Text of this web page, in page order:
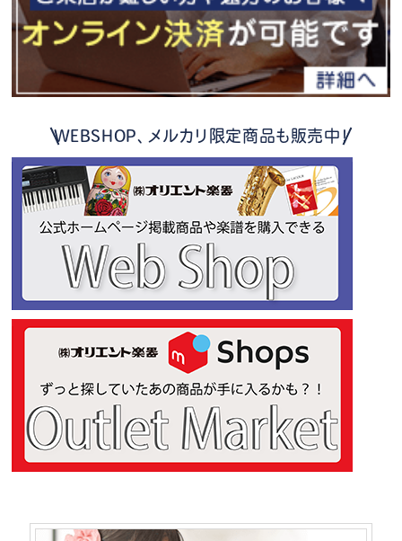
WEBSHOP、メルカリ限定商品も販売中！